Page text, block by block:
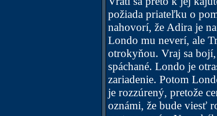
požiada priateľku o
nahovorí, že Adira je
Londo mu neverí, ale
otrokyňou. Vraj sa
spáchané. Londo je
zariadenie. Potom
je rozzúrený, pretože
oznámi, že bude viesť